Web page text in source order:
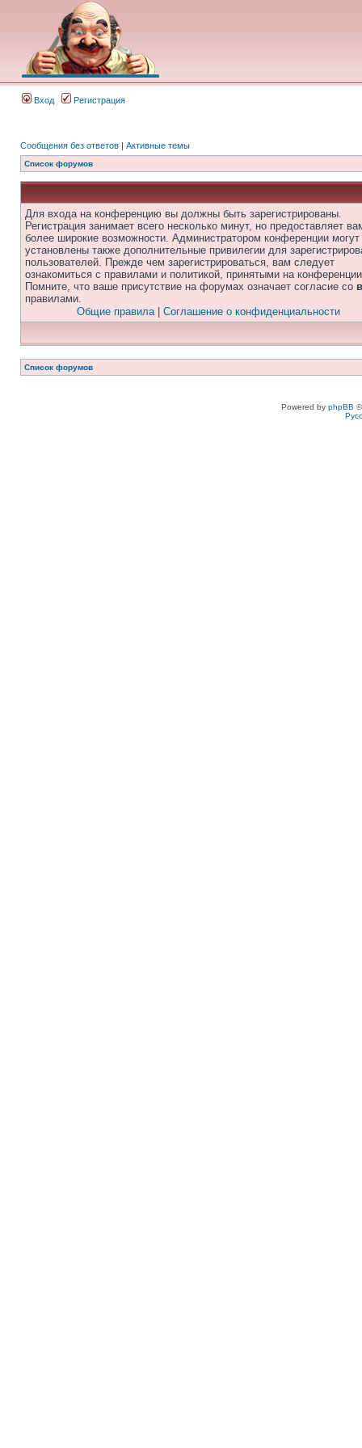
Вход Регистрация
Сообщения без ответов | Активные темы
Список форумов
Для входа на конференцию вы должны быть зарегистрированы.
Регистрация занимает всего несколько минут, но предоставляет
более широкие возможности. Администратором конференции
установлены также дополнительные привилегии для
пользователей. Прежде чем зарегистрироваться, вам следует
ознакомиться с правилами и политикой, принятыми на
Помните, что ваше присутствие на форумах означает согласие со
правилами.
Общие правила| Соглашение о конфиденциальности
Список форумов
Powered by phpBB